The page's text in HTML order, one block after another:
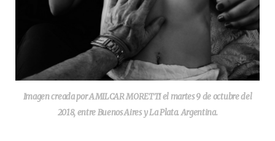
Imagen creada por AMILCAR MORETTI el martes 9 de octubre del
2018, entre Buenos Aires y La Plata. Argentina.